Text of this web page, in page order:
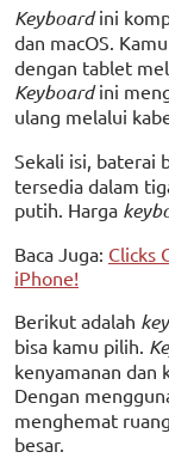
Keyboardini
dan macOS.
dengan tablet
Keyboardini
ulang melalui
Sekali isi, baterai
tersedia dalam
putih. Harga
Baca Juga: Clicks
iPhone!
Berikut adalah
bisa kamu pilih.
kenyamanan dan
Dengan
menghemat
besar.